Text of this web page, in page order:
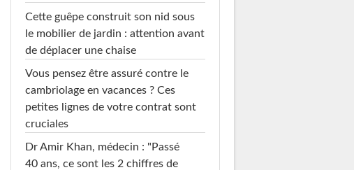
Cette guêpe construit son nid sous
le mobilier de jardin : attention avant
de déplacer une chaise
Vous pensez être assuré contre le
cambriolage en vacances ? Ces
petites lignes de votre contrat sont
cruciales
Dr Amir Khan, médecin : "Passé
40 ans, ce sont les 2 chiffres de